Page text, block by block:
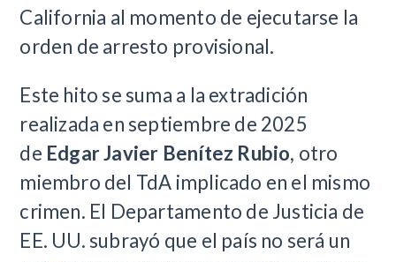
California al momento de ejecutarse la
orden de arresto provisional.
Este hito se suma a la extradición
realizada en septiembre de 2025
de Edgar Javier Benítez Rubio, otro
miembro del TdA implicado en el mismo
crimen. El Departamento de Justicia de
EE. UU. subrayó que el país no será un